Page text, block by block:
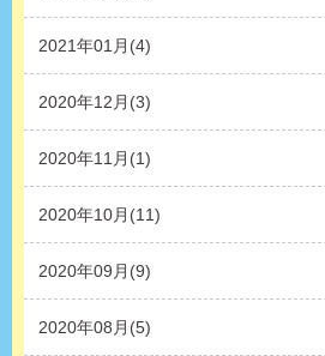
2021年01月(4)
2020年12月(3)
2020年11月(1)
2020年10月(11)
2020年09月(9)
2020年08月(5)